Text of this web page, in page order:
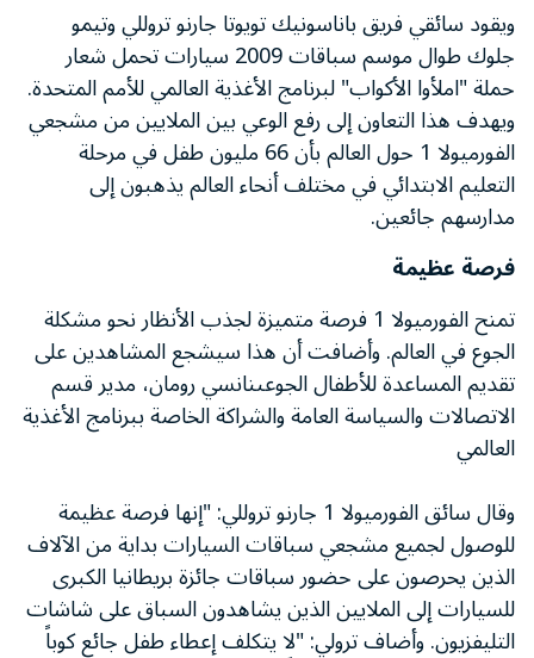
ويقود سائقي فريق باناسونيك تويوتا جارنو تروللي وتيمو
جلوك طوال موسم سباقات 2009 سيارات تحمل شعار
حملة "املأوا الأكواب" لبرنامج الأغذية العالمي للأمم المتحدة.
ويهدف هذا التعاون إلى رفع الوعي بين الملايين من مشجعي
الفورميولا 1 حول العالم بأن 66 مليون طفل في مرحلة
التعليم الابتدائي في مختلف أنحاء العالم يذهبون إلى
مدارسهم جائعين.
فرصة عظيمة
تمنح الفورميولا 1 فرصة متميزة لجذب الأنظار نحو مشكلة
الجوع في العالم. وأضافت أن هذا سيشجع المشاهدين على
تقديم المساعدة للأطفال الجوعىنانسي رومان، مدير قسم
الاتصالات والسياسة العامة والشراكة الخاصة ببرنامج الأغذية
العالمي
وقال سائق الفورميولا 1 جارنو تروللي: "إنها فرصة عظيمة
للوصول لجميع مشجعي سباقات السيارات بداية من الآلاف
الذين يحرصون على حضور سباقات جائزة بريطانيا الكبرى
للسيارات إلى الملايين الذين يشاهدون السباق على شاشات
التليفزيون. وأضاف ترولي: "لا يتكلف إعطاء طفل جائع كوباً